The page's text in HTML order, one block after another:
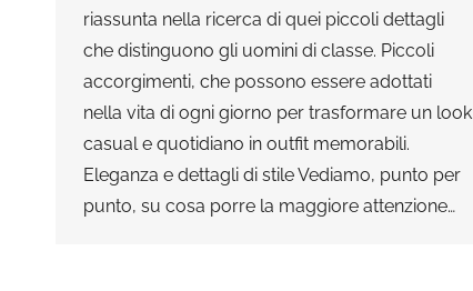
riassunta nella ricerca di quei piccoli dettagli
che distinguono gli uomini di classe. Piccoli
accorgimenti, che possono essere adottati
nella vita di ogni giorno per trasformare un look
casual e quotidiano in outfit memorabili.
Eleganza e dettagli di stile Vediamo, punto per
punto, su cosa porre la maggiore attenzione…